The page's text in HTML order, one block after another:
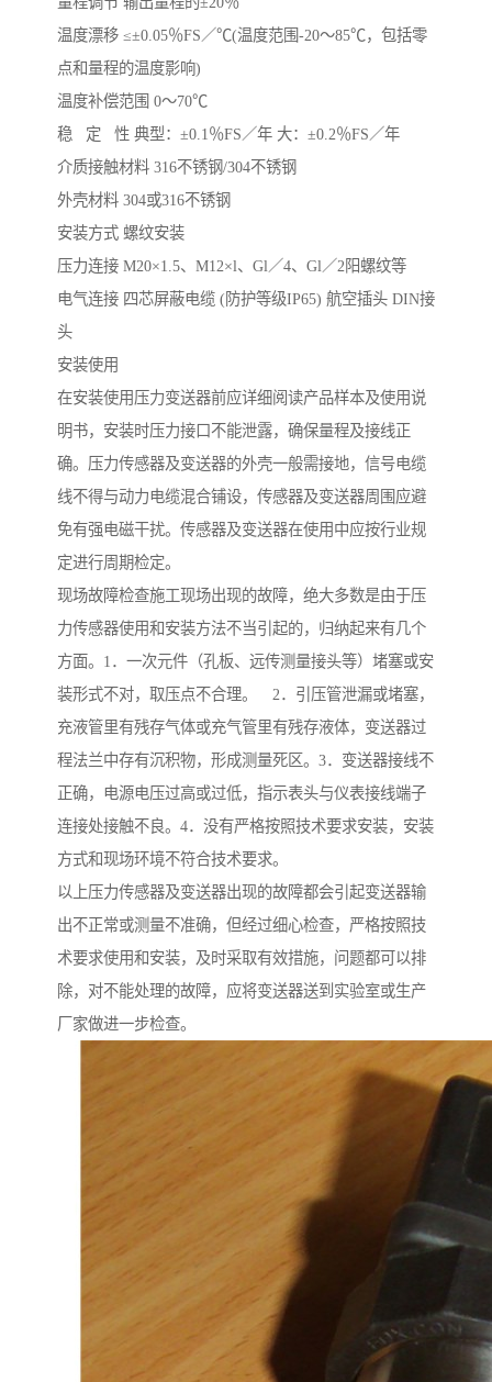
温度漂移 ≤±0.05％FS／℃(温度范围-20～85℃，包括零
点和量程的温度影响)
温度补偿范围 0～70℃
稳 定 性 典型：±0.1％FS／年 大：±0.2％FS／年
介质接触材料 316不锈钢/304不锈钢
外壳材料 304或316不锈钢
安装方式 螺纹安装
压力连接 M20×1.5、M12×l、Gl／4、Gl／2阳螺纹等
电气连接 四芯屏蔽电缆 (防护等级IP65) 航空插头 DIN接
头
安装使用
在安装使用压力变送器前应详细阅读产品样本及使用说
明书，安装时压力接口不能泄露，确保量程及接线正
确。压力传感器及变送器的外壳一般需接地，信号电缆
线不得与动力电缆混合铺设，传感器及变送器周围应避
免有强电磁干扰。传感器及变送器在使用中应按行业规
定进行周期检定。
现场故障检查施工现场出现的故障，绝大多数是由于压
力传感器使用和安装方法不当引起的，归纳起来有几个
方面。1．一次元件（孔板、远传测量接头等）堵塞或安
装形式不对，取压点不合理。 2．引压管泄漏或堵塞，
充液管里有残存气体或充气管里有残存液体，变送器过
程法兰中存有沉积物，形成测量死区。3．变送器接线不
正确，电源电压过高或过低，指示表头与仪表接线端子
连接处接触不良。4．没有严格按照技术要求安装，安装
方式和现场环境不符合技术要求。
以上压力传感器及变送器出现的故障都会引起变送器输
出不正常或测量不准确，但经过细心检查，严格按照技
术要求使用和安装，及时采取有效措施，问题都可以排
除，对不能处理的故障，应将变送器送到实验室或生产
厂家做进一步检查。